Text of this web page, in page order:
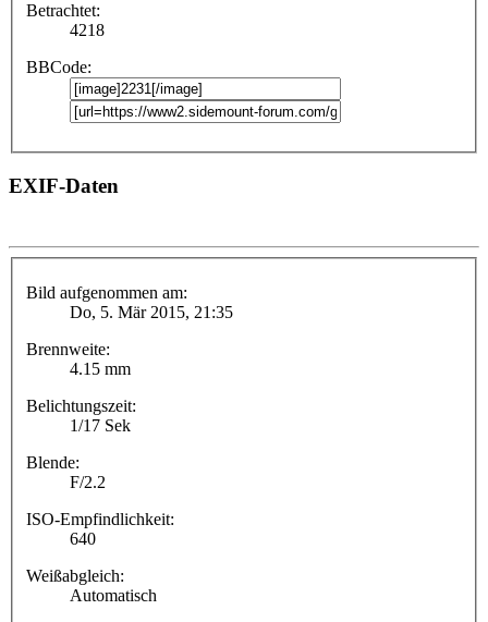
Betrachtet:
4218
BBCode:
EXIF-Daten
Bild aufgenommen am:
Do, 5. Mär 2015, 21:35
Brennweite:
4.15 mm
Belichtungszeit:
1/17 Sek
Blende:
F/2.2
ISO-Empfindlichkeit:
640
Weißabgleich:
Automatisch